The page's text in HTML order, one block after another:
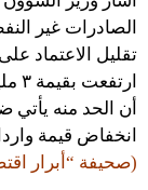
تقليل الاعتماد
أن الحد منه يأتي
انخفاض قيمة واردات
(صحيفة “أبرار